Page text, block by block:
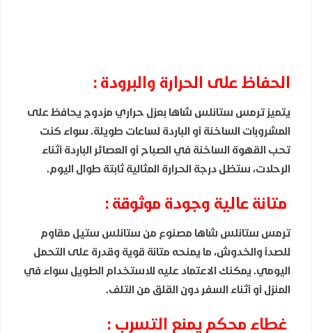
الحفاظ على الحرارة والبرودة :
يتميز ترمس ستانلس شاها بعزل حراري مزدوج يحافظ على
المشروبات الساخنة أو الباردة لساعات طويلة. سواء كنت
تحب القهوة الساخنة في الصباح أو العصائر الباردة أثناء
الرحلات، ستظل درجة الحرارة المثالية ثابتة طوال اليوم.
متانة عالية وجودة موثوقة :
ترمس ستانلس شاها مصنوع من ستانلس ستيل مقاوم
للصدأ والخدوش، ما يمنحه متانة قوية وقدرة على التحمل
اليومي. يمكنك الاعتماد عليه للاستخدام الطويل سواء في
المنزل أو أثناء السفر دون القلق من التلف.
غطاء محكم يمنع التسرب :